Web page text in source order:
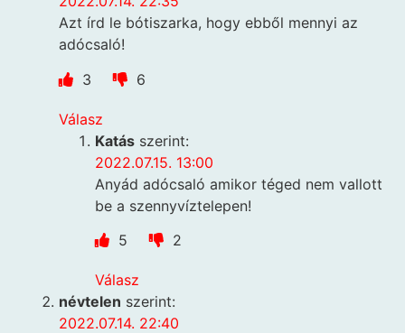
Azt írd le bótiszarka, hogy ebből mennyi az
adócsaló!
3
6
Válasz
Katás szerint:
2022.07.15. 13:00
Anyád adócsaló amikor téged nem vallott
be a szennyvíztelepen!
5
2
Válasz
névtelen szerint:
2022.07.14. 22:40